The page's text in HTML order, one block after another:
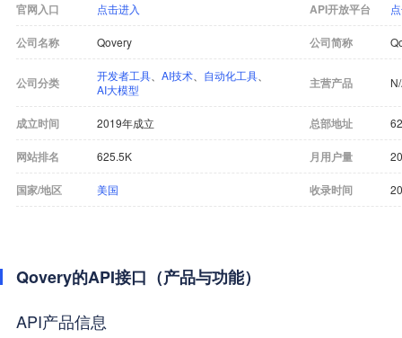
官网入口 点击进入 API开放平台
公司名称 Qovery 公司简称
公司分类 开发者工具 AI技术 自动化工具
AI大模型
主营产品
成立时间 2019年成立 总部地址
网站排名 625.5K 月用户量
国家/地区 美国 收录时间
Qovery的API接口（产品与功能）
API产品信息